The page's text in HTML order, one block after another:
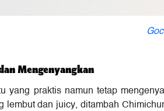
Mengenyangkan
yang praktis namun tetap
lembut dan juicy, ditambah